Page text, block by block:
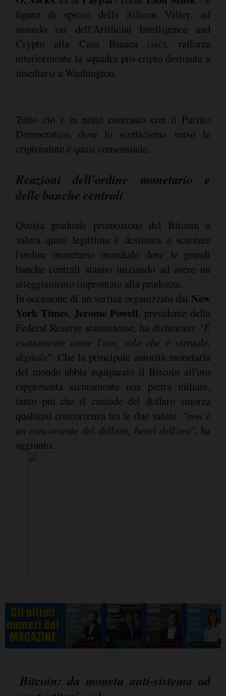
figura di spicco della Silicon Valley, ad
assurdo zar dell'Artificial Intelligence and
Crypto alla Casa Bianca (sic), rafforza
ulteriormente la squadra pro-cripto destinata a
insediarsi a Washington.
Tutto ciò è in netto contrasto con il Partito
Democratico, dove lo scetticismo verso le
criptovalute è quasi consensuale.
Reazioni dell'ordine monetario e
delle banche centrali
Questa graduale promozione del Bitcoin a
valuta quasi legittima è destinata a scuotere
l'ordine monetario mondiale dove le grandi
banche centrali stanno iniziando ad avere un
atteggiamento improntato alla prudenza.
In occasione di un vertice organizzato dal New
York Times, Jerome Powell, presidente della
Federal Reserve statunitense, ha dichiarato: "È
esattamente come l'oro, solo che è virtuale,
digitale". Che la principale autorità monetaria
del mondo abbia equiparato il Bitcoin all'oro
rappresenta sicuramente una pietra miliare,
tanto più che il custode del dollaro smorza
qualsiasi concorrenza tra le due valute: "non è
un concorrente del dollaro, bensì dell'oro", ha
aggiunto.
Bitcoin: da moneta anti-sistema ad